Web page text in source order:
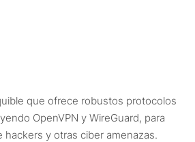
que ofrece robustos protocolos
OpenVPN y WireGuard, para
y otras ciber amenazas.